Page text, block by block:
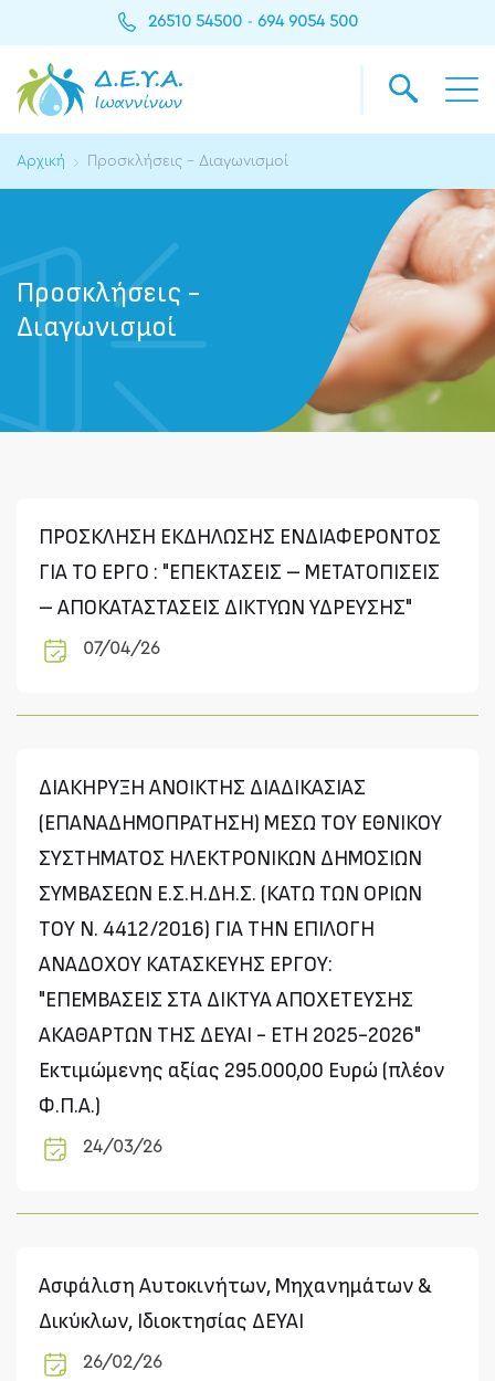
26510 54500 - 694 9054 500
Αρχική Προσκλήσεις - Διαγωνισμοί
Προσκλήσεις -
Διαγωνισμοί
ΠΡΟΣΚΛΗΣΗ ΕΚΔΗΛΩΣΗΣ ΕΝΔΙΑΦΕΡΟΝΤΟΣ
ΓΙΑ ΤΟ ΕΡΓΟ : "ΕΠΕΚΤΑΣΕΙΣ – ΜΕΤΑΤΟΠΙΣΕΙΣ
– ΑΠΟΚΑΤΑΣΤΑΣΕΙΣ ΔΙΚΤΥΩΝ ΥΔΡΕΥΣΗΣ"
07/04/26
ΔΙΑΚΗΡΥΞΗ ΑΝΟΙΚΤΗΣ ΔΙΑΔΙΚΑΣΙΑΣ
(ΕΠΑΝΑΔΗΜΟΠΡΑΤΗΣΗ) ΜΕΣΩ ΤΟΥ ΕΘΝΙΚΟΥ
ΣΥΣΤΗΜΑΤΟΣ ΗΛΕΚΤΡΟΝΙΚΩΝ ΔΗΜΟΣΙΩΝ
ΣΥΜΒΑΣΕΩΝ Ε.Σ.Η.ΔΗ.Σ. (ΚΑΤΩ ΤΩΝ ΟΡΙΩΝ
ΤΟΥ Ν. 4412/2016) ΓΙΑ ΤΗΝ ΕΠΙΛΟΓΗ
ΑΝΑΔΟΧΟΥ ΚΑΤΑΣΚΕΥΗΣ ΕΡΓΟΥ:
"ΕΠΕΜΒΑΣΕΙΣ ΣΤΑ ΔΙΚΤΥΑ ΑΠΟΧΕΤΕΥΣΗΣ
ΑΚΑΘΑΡΤΩΝ ΤΗΣ ΔΕΥΑΙ - ΕΤΗ 2025-2026"
Εκτιμώμενης αξίας 295.000,00 Ευρώ (πλέον
Φ.Π.Α.)
24/03/26
Ασφάλιση Αυτοκινήτων, Μηχανημάτων &
Δικύκλων, Ιδιοκτησίας ΔΕΥΑΙ
26/02/26